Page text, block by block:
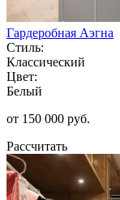
Гардеробная Аэгна
Стиль:
Классический
Цвет:
Белый
от 150 000 руб.
Рассчитать